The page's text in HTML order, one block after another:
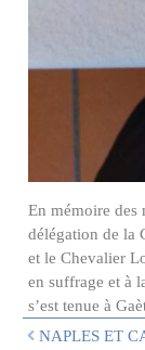
En mémoire des
délégation de la
et le Chevalier
en suffrage et à
s’est tenue à